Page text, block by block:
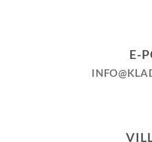
E-